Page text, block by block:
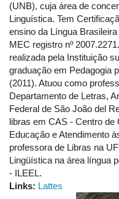
(UNB), cuja área de
Linguística. Tem
ensino da Língua
MEC registro nº
realizada pela Instituição
graduação em Pedagogia
(2011). Atuou como
Departamento de Letras,
Federal de São João del
libras em CAS - Centro de
Educação e Atendimento
professora de Libras na
Lingüística na área língua
- ILEEL.
Links: Lattes